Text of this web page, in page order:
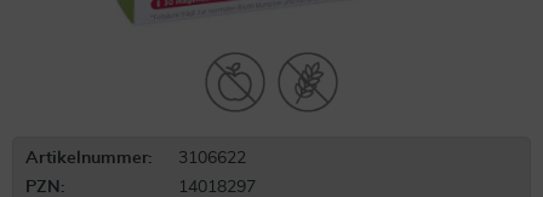
Artikelnummer:
3106622
PZN:
14018297